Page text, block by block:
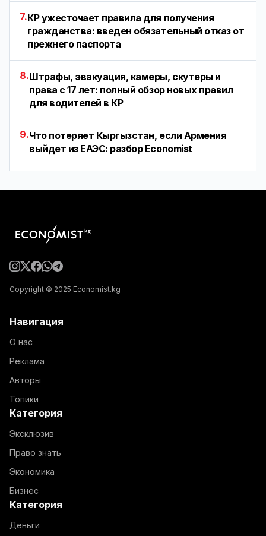
7.КР ужесточает правила для получения
гражданства: введен обязательный отказ от
прежнего паспорта
8.Штрафы, эвакуация, камеры, скутеры и
права с 17 лет: полный обзор новых правил
для водителей в КР
9.Что потеряет Кыргызстан, если Армения
выйдет из ЕАЭС: разбор Economist
Copyright © 2025 Economist.kg
Навигация
О нас
Реклама
Авторы
Топики
Категория
Эксклюзив
Право знать
Экономика
Бизнес
Категория
Деньги